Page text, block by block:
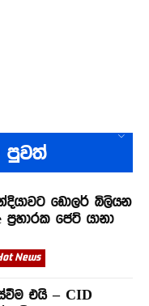
පුවත්
ඩොලර් බිලියන
ජෙට් යානා
News
එයි – CID